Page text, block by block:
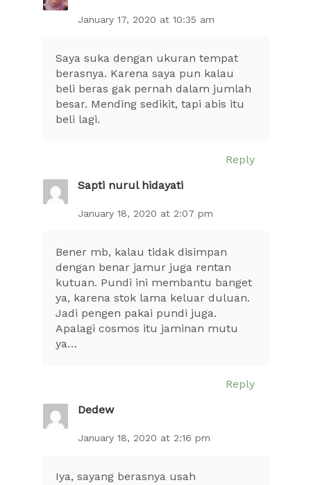
January 17, 2020 at 10:35 am
Saya suka dengan ukuran tempat
berasnya. Karena saya pun kalau
beli beras gak pernah dalam jumlah
besar. Mending sedikit, tapi abis itu
beli lagi.
Reply
Sapti nurul hidayati
January 18, 2020 at 2:07 pm
Bener mb, kalau tidak disimpan
dengan benar jamur juga rentan
kutuan. Pundi ini membantu banget
ya, karena stok lama keluar duluan.
Jadi pengen pakai pundi juga.
Apalagi cosmos itu jaminan mutu
ya…
Reply
Dedew
January 18, 2020 at 2:16 pm
Iya, sayang berasnya usah